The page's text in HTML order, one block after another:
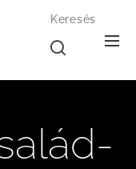
Keresés